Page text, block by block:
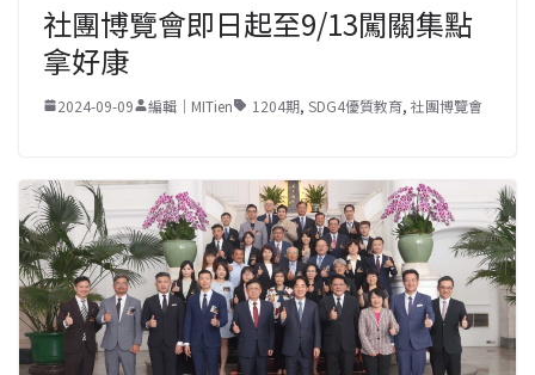
社團博覽會即日起至9/13闖關集點
拿好康
2024-09-09 編輯｜MITien 1204期, SDG4優質教育, 社團博覽會